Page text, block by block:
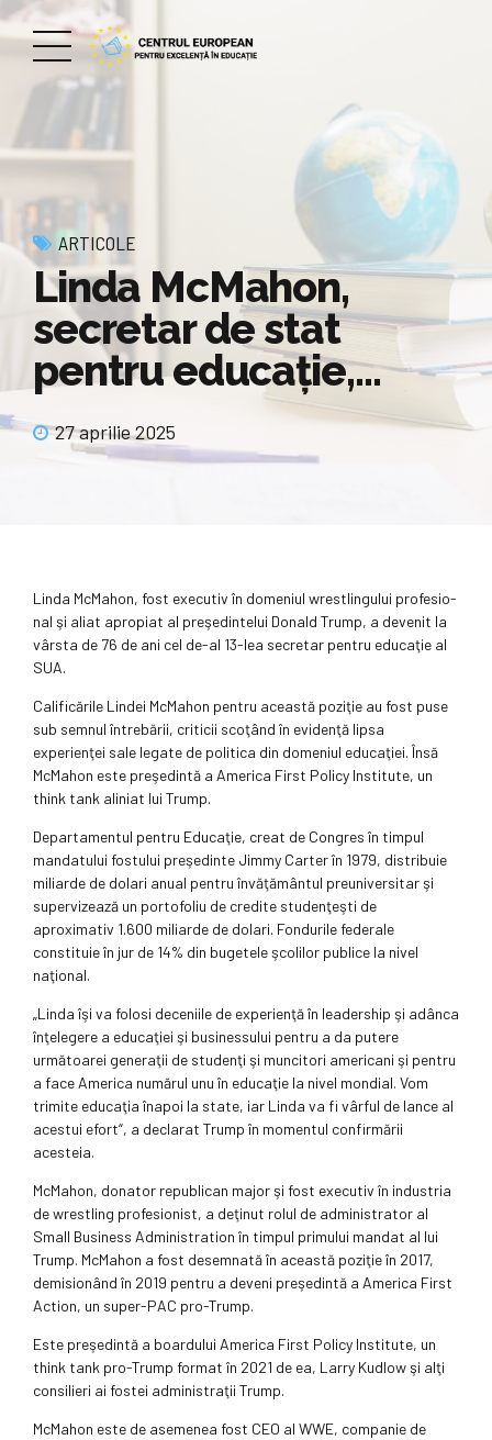
ARTICOLE
Linda McMahon,
secretar de stat
pentru educaţie,…
27 aprilie 2025
Linda McMahon, fost executiv în domeniul wrestlingului profesio­
nal şi aliat apropiat al preşedintelui Donald Trump, a devenit la
vârsta de 76 de ani cel de-al 13-lea secretar pentru educaţie al
SUA.
Calificările Lindei McMahon pentru această poziţie au fost puse
sub semnul întrebării, criticii scoţând în evidenţă lipsa
experienţei sale le­ga­te de politica din domeniul educa­ţiei. Însă
McMahon este preşedintă a America First Policy Institute, un
think tank aliniat lui Trump.
Departamentul pentru Educaţie, creat de Congres în timpul
manda­tului fostului preşedinte Jimmy Carter în 1979, distribuie
miliarde de dolari anual pentru învăţământul preuniversitar şi
supervizează un portofoliu de credite studenţeşti de
aproximativ 1.600 miliarde de dolari. Fondurile federale
constituie în jur de 14% din bugetele şcolilor publice la nivel
naţional.
„Linda îşi va folosi deceniile de experienţă în leadership şi adânca
înţelegere a educaţiei şi businessului pen­tru a da putere
următoarei gene­ra­ţii de studenţi şi muncitori ameri­cani şi pentru
a face America numă­rul unu în educaţie la nivel mondial. Vom
trimite educaţia înapoi la state, iar Linda va fi vârful de lance al
acestui efort“, a declarat Trump în momentul confirmării
acesteia.
McMahon, donator republican major şi fost executiv în industria
de wrestling profesionist, a deţinut rolul de administrator al
Small Business Administration în timpul primului mandat al lui
Trump. McMahon a fost desemnată în această poziţie în 2017,
demisionând în 2019 pentru a deveni preşedintă a America First
Action, un super-PAC pro-Trump.
Este preşedintă a boardului America First Policy Institute, un
think tank pro-Trump format în 2021 de ea, Larry Kudlow şi alţi
consilieri ai fostei administraţii Trump.
McMahon este de asemenea fost CEO al WWE, companie de